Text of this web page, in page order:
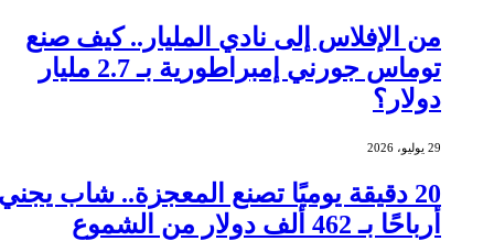
من الإفلاس إلى نادي المليار.. كيف صنع
توماس جورني إمبراطورية بـ 2.7 مليار
دولار؟
29 يوليو، 2026
20 دقيقة يوميًا تصنع المعجزة.. شاب يجني
أرباحًا بـ 462 ألف دولار من الشموع